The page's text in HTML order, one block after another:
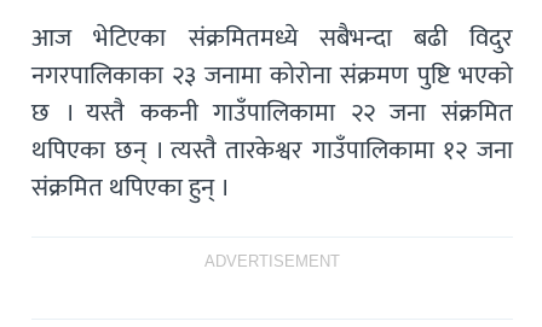
आज भेटिएका संक्रमितमध्ये सबैभन्दा बढी विदुर
नगरपालिकाका २३ जनामा कोरोना संक्रमण पुष्टि भएको
छ । यस्तै ककनी गाउँपालिकामा २२ जना संक्रमित
थपिएका छन् । त्यस्तै तारकेश्वर गाउँपालिकामा १२ जना
संक्रमित थपिएका हुन् ।
ADVERTISEMENT